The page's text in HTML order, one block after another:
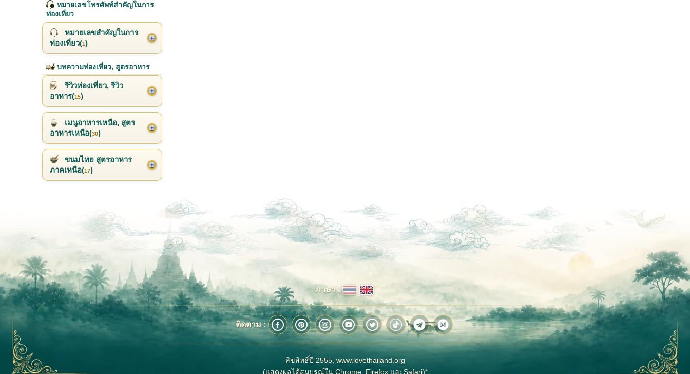
หมายเลขโทรศัพท์สำคัญในการ
ท่องเที่ยว
หมายเลขสำคัญในการ
ท่องเที่ยว(1)
บทความท่องเที่ยว, สูตรอาหาร
รีวิวท่องเที่ยว, รีวิว
อาหาร(15)
เมนูอาหารเหนือ, สูตร
อาหารเหนือ(30)
ขนมไทย สูตรอาหาร
ภาคเหนือ(17)
ภาษา :
ติดตาม :
ลิขสิทธิ์ปี 2555, www.lovethailand.org
(แสดงผลได้สมบูรณ์ใน Chrome, Firefox และSafari)*